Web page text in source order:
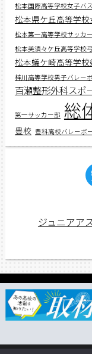
松本国際高等学校女子バ
松本県ケ丘高等学
松本第一高等学校サッカ
松本美須々ケ丘高等学校
松本蟻ケ崎高等学校
梓川高等学校男子バレー
百瀬整形外科スポ
第一サッカー部 総
豊校 豊科高校バレーボ
ジュニアア